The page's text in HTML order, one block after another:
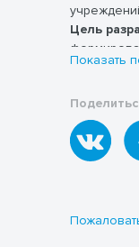
ключевые
Цель
Структура
событий,
Показать